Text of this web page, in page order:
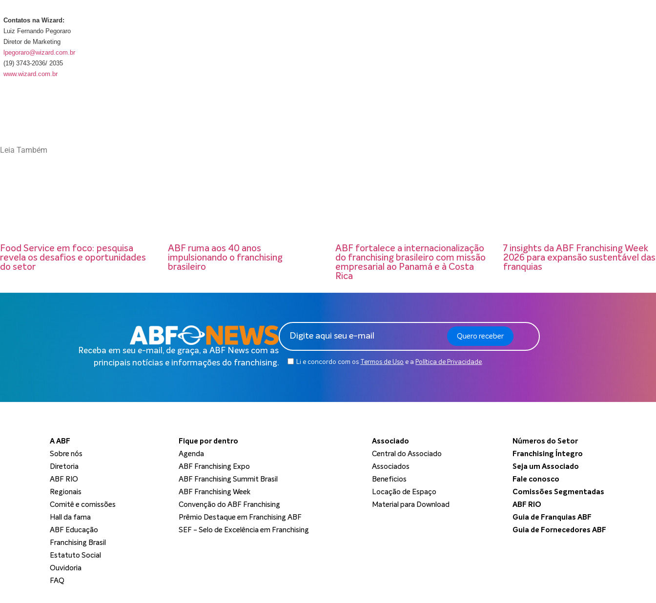
Contatos na Wizard:
Luiz Fernando Pegoraro
Diretor de Marketing
lpegoraro@wizard.com.br
(19) 3743-2036/ 2035
www.wizard.com.br
Leia Também
Food Service em foco: pesquisa
revela os desafios e oportunidades
do setor
ABF ruma aos 40 anos
impulsionando o franchising
brasileiro
ABF fortalece a internacionalização
do franchising brasileiro com missão
empresarial ao Panamá e à Costa
Rica
7 insights da ABF Franchising Week
2026 para expansão sustentável das
franquias
Receba em seu e-mail, de graça, a ABF News com as
principais notícias e informações do franchising.
Li e concordo com os Termos de Uso e a Política de Privacidade.
Quero receber
A ABF
Sobre nós
Diretoria
ABF RIO
Regionais
Comitê e comissões
Hall da fama
ABF Educação
Franchising Brasil
Estatuto Social
Ouvidoria
FAQ
Fique por dentro
Agenda
ABF Franchising Expo
ABF Franchising Summit Brasil
ABF Franchising Week
Convenção do ABF Franchising
Prêmio Destaque em Franchising ABF
SEF - Selo de Excelência em Franchising
Associado
Central do Associado
Associados
Beneficios
Locação de Espaço
Material para Download
Números do Setor
Franchising Íntegro
Seja um Associado
Fale conosco
Comissões Segmentadas
ABF RIO
Guia de Franquias ABF
Guia de Fornecedores ABF